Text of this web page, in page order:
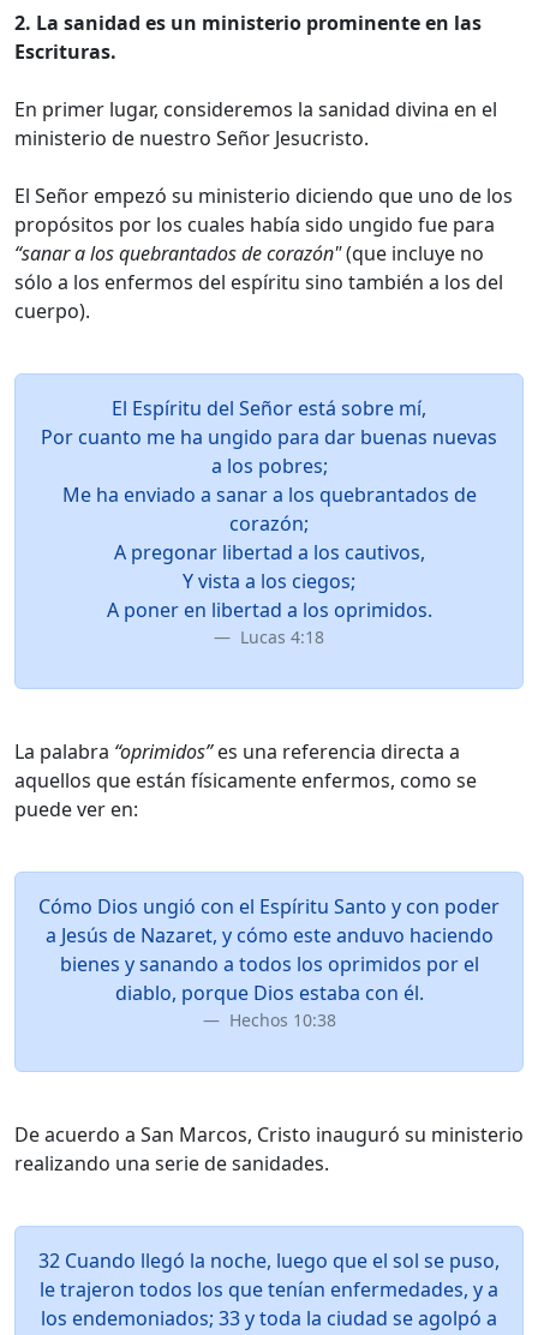
2. La sanidad es un ministerio prominente en las
Escrituras.
En primer lugar, consideremos la sanidad divina en el
ministerio de nuestro Señor Jesucristo.
El Señor empezó su ministerio diciendo que uno de los
propósitos por los cuales había sido ungido fue para
“sanar a los quebrantados de corazón"(que incluye no
sólo a los enfermos del espíritu sino también a los del
cuerpo).
El Espíritu del Señor está sobre mí,
Por cuanto me ha ungido para dar buenas nuevas
a los pobres;
Me ha enviado a sanar a los quebrantados de
corazón;
A pregonar libertad a los cautivos,
Y vista a los ciegos;
A poner en libertad a los oprimidos.
Lucas 4:18
La palabra “oprimidos”es una referencia directa a
aquellos que están físicamente enfermos, como se
puede ver en:
Cómo Dios ungió con el Espíritu Santo y con poder
a Jesús de Nazaret, y cómo este anduvo haciendo
bienes y sanando a todos los oprimidos por el
diablo, porque Dios estaba con él.
Hechos 10:38
De acuerdo a San Marcos, Cristo inauguró su ministerio
realizando una serie de sanidades.
32 Cuando llegó la noche, luego que el sol se puso,
le trajeron todos los que tenían enfermedades, y a
los endemoniados; 33 y toda la ciudad se agolpó a